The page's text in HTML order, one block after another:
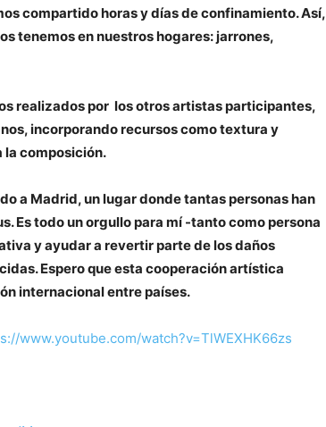
compartido horas y días de confinamiento. Así,
tenemos en nuestros hogares: jarrones,
realizados por los otros artistas participantes,
incorporando recursos como textura y
la composición.
a Madrid, un lugar donde tantas personas han
Es todo un orgullo para mí -tanto como persona
y ayudar a revertir parte de los daños
Espero que esta cooperación artística
internacional entre países.
www.youtube.com/watch?v=TlWEXHK66zs